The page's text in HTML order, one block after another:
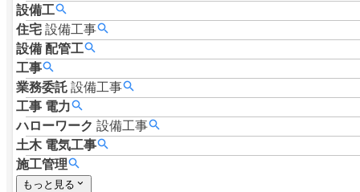
設備工
住宅 設備工事
設備 配管工
工事
業務委託 設備工事
工事 電力
ハローワーク 設備工事
土木 電気工事
施工管理
もっと見る